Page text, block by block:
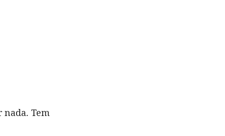
nada. Tem